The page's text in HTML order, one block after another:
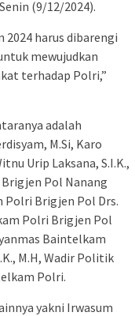
(9/12/2024).
2024 harus dibarengi
mewujudkan
terhadap Polri,”
adalah
M.Si, Karo
Urip Laksana, S.I.K.,
Brigjen Pol Nanang
Polri Brigjen Pol Drs.
Polri Brigjen Pol
Baintelkam
M.H, Wadir Politik
Polri.
yakni Irwasum